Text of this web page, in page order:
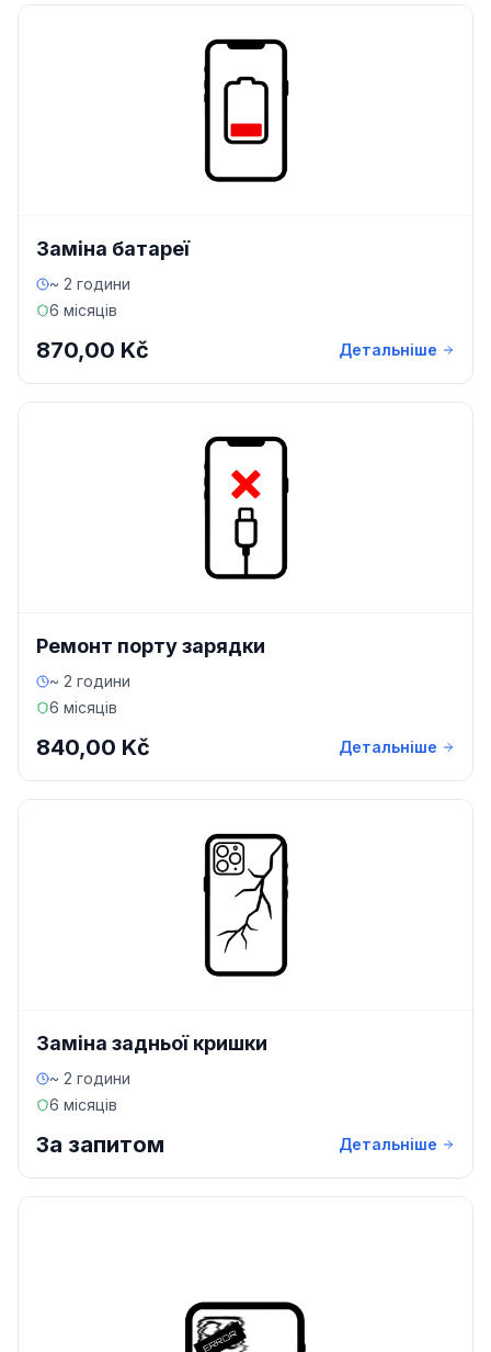
Заміна батареї
~ 2 години
6 місяців
870,00 Kč Детальніше
Ремонт порту зарядки
~ 2 години
6 місяців
840,00 Kč Детальніше
Заміна задньої кришки
~ 2 години
6 місяців
За запитом Детальніше